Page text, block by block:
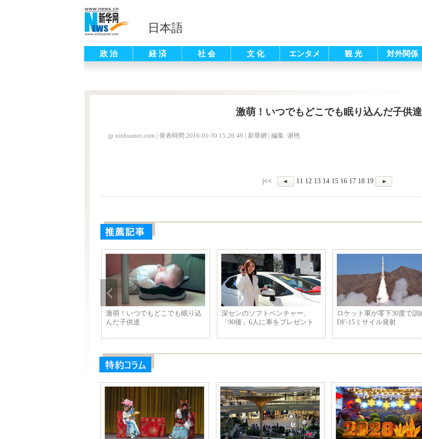
日本語
政 治 経 済 社 会 文 化 エンタメ 観 光 対外関係
激萌！いつでもどこでも眠り込んだ子供達
jp.xinhuanet.com | 発表時間 2016-01-30 15:26:49 | 新華網 | 編集: 谢艳
|<< 11 12 13 14 15 16 17 18 19
激萌！いつでもどこでも眠り込
んだ子供達
深センのソフトベンチャー、
「90後」6人に車をプレゼント
ロケット軍が零下30度で
DF-15ミサイル発射